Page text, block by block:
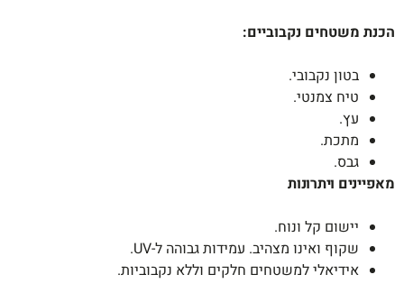
הכנת משטחים נקבוביים:
בטון נקבובי.
טיח צמנטי.
עץ.
מתכת.
גבס.
מאפיינים ויתרונות
יישום קל ונוח.
שקוף ואינו מצהיב. עמידות גבוהה ל-UV.
אידיאלי למשטחים חלקים וללא נקבוביות.